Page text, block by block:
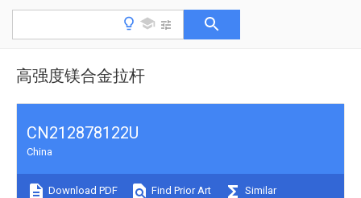
高强度镁合金拉杆
CN212878122U
China
Download PDF Find Prior Art Similar